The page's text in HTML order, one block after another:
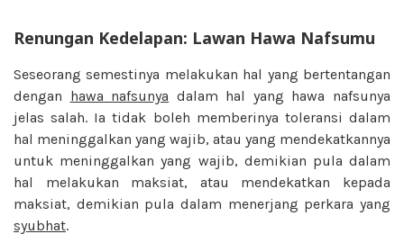
Renungan Kedelapan: Lawan Hawa Nafsumu
Seseorang semestinya melakukan hal yang bertentangan
dengan hawa nafsunya dalam hal yang hawa nafsunya
jelas salah. Ia tidak boleh memberinya toleransi dalam
hal meninggalkan yang wajib, atau yang mendekatkannya
untuk meninggalkan yang wajib, demikian pula dalam
hal melakukan maksiat, atau mendekatkan kepada
maksiat, demikian pula dalam menerjang perkara yang
syubhat.